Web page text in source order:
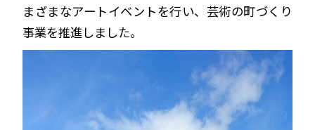
まざまなアートイベントを行い、芸術の町づくり
事業を推進しました。